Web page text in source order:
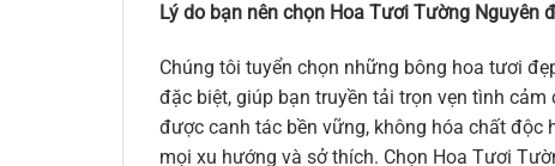
Lý do bạn nên chọn Hoa Tươi Tường Nguyên
Chúng tôi tuyển chọn những bông hoa tươi
đặc biệt, giúp bạn truyền tải trọn vẹn tình
được canh tác bền vững, không hóa chất độc
mọi xu hướng và sở thích. Chọn Hoa Tươi